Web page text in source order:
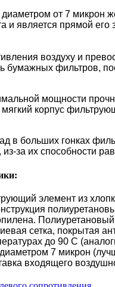
от 7 микрон
и является прямой
воздуху и
бумажных фильтров,
мощности
корпус
в больших гонках
за их способности
элемент из
сетка, покрытая
до 90 С
диаметром 7 микрон
входящего